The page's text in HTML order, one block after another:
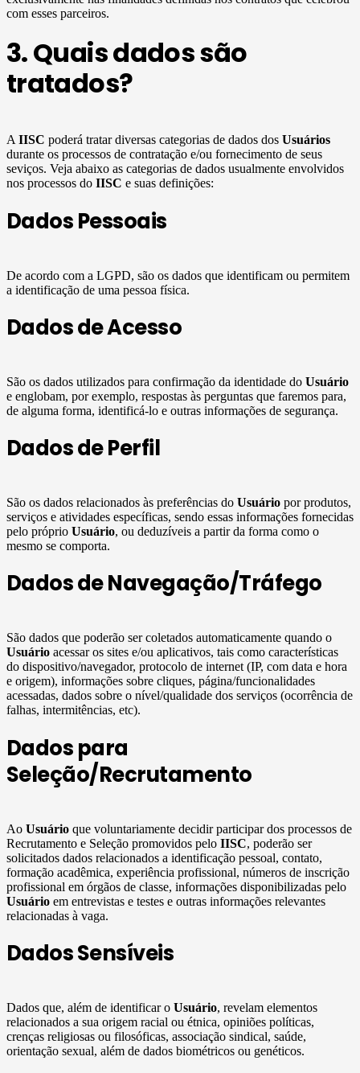
com esses parceiros.
3. Quais dados são
tratados?
A IISC poderá tratar diversas categorias de dados dos Usuários
durante os processos de contratação e/ou fornecimento de seus
seviços. Veja abaixo as categorias de dados usualmente envolvidos
nos processos do IISC e suas definições:
Dados Pessoais
De acordo com a LGPD, são os dados que identificam ou permitem
a identificação de uma pessoa física.
Dados de Acesso
São os dados utilizados para confirmação da identidade do Usuário
e englobam, por exemplo, respostas às perguntas que faremos para,
de alguma forma, identificá-lo e outras informações de segurança.
Dados de Perfil
São os dados relacionados às preferências do Usuário por produtos,
serviços e atividades específicas, sendo essas informações fornecidas
pelo próprio Usuário, ou deduzíveis a partir da forma como o
mesmo se comporta.
Dados de Navegação/Tráfego
São dados que poderão ser coletados automaticamente quando o
Usuário acessar os sites e/ou aplicativos, tais como características
do dispositivo/navegador, protocolo de internet (IP, com data e hora
e origem), informações sobre cliques, página/funcionalidades
acessadas, dados sobre o nível/qualidade dos serviços (ocorrência de
falhas, intermitências, etc).
Dados para
Seleção/Recrutamento
Ao Usuário que voluntariamente decidir participar dos processos de
Recrutamento e Seleção promovidos pelo IISC, poderão ser
solicitados dados relacionados a identificação pessoal, contato,
formação acadêmica, experiência profissional, números de inscrição
profissional em órgãos de classe, informações disponibilizadas pelo
Usuário em entrevistas e testes e outras informações relevantes
relacionadas à vaga.
Dados Sensíveis
Dados que, além de identificar o Usuário, revelam elementos
relacionados a sua origem racial ou étnica, opiniões políticas,
crenças religiosas ou filosóficas, associação sindical, saúde,
orientação sexual, além de dados biométricos ou genéticos.